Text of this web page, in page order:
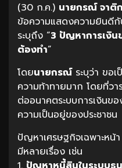
(30 ก.ค.) นายกรณ์ จาติ
ข้อความแสดงความยินดี
ระบุถึง “3 ปัญหาการเงิ
ต้องทำ”
โดยนายกรณ์ระบุว่า ขอเ
ความท้าทายมาก โดยที่ว
ต่ออนาคตระบบการเงินข
ความเป็นอยู่ของประชาชน
ปัญหาเศรษฐกิจเฉพาะหน้
มีหลายเรื่อง เช่น